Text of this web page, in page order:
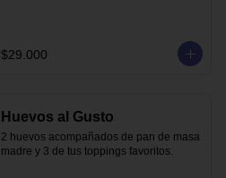
$29.000
Huevos al Gusto
2 huevos acompañados de pan de masa
madre y 3 de tus toppings favoritos.